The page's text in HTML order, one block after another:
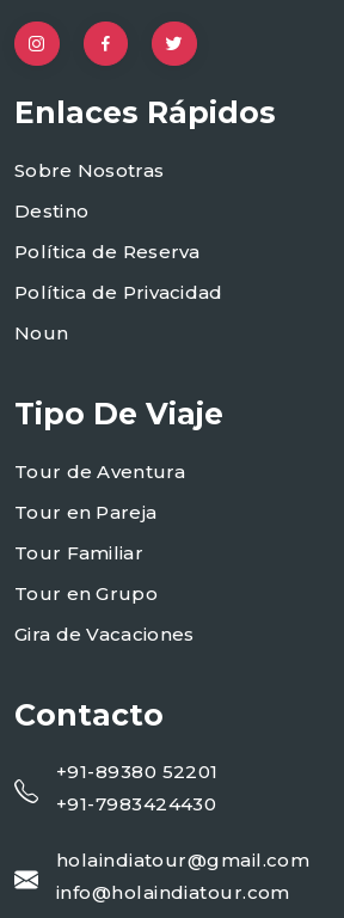
Enlaces Rápidos
Sobre Nosotras
Destino
Política de Reserva
Política de Privacidad
Noun
Tipo De Viaje
Tour de Aventura
Tour en Pareja
Tour Familiar
Tour en Grupo
Gira de Vacaciones
Contacto
+91-89380 52201
+91-7983424430
holaindiatour@gmail.com
info@holaindiatour.com